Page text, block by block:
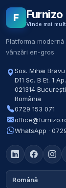
F Furnizo
Vinde mai
Platforma modernă
vânzări en-gros
Sos. Mihai Bravu
D11 Sc. B Et. 1
021314 București
România
0729 153 071
WhatsApp ·
Română